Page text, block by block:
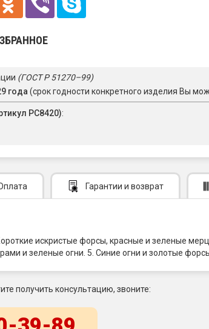
(ГОСТ Р 51270–99)
года (срок годности конкретного изделия Вы
РС8420):
Гарантии и возврат
искристые форсы, красные и зеленые
и зеленые огни. 5. Синие огни и золотые
получить консультацию, звоните: